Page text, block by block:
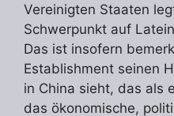
Vereinigten Staaten
Schwerpunkt auf
Das ist insofern
Establishment seinen
in China sieht, das als
das ökonomische,